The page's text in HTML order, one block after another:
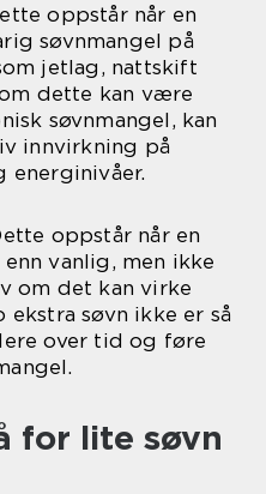
oppstår når en
søvnmangel på
jetlag, nattskift
dette kan være
søvnmangel, kan
innvirkning på
energinivåer.
oppstår når en
vanlig, men ikke
om det kan virke
søvn ikke er så
over tid og føre
for lite søvn